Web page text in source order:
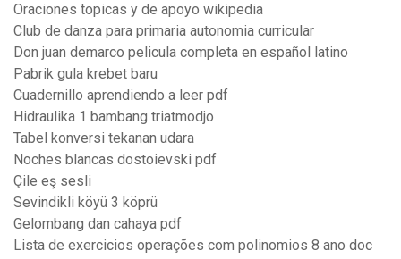
Oraciones topicas y de apoyo wikipedia
Club de danza para primaria autonomia curricular
Don juan demarco pelicula completa en español latino
Pabrik gula krebet baru
Cuadernillo aprendiendo a leer pdf
Hidraulika 1 bambang triatmodjo
Tabel konversi tekanan udara
Noches blancas dostoievski pdf
Çile eş sesli
Sevindikli köyü 3 köprü
Gelombang dan cahaya pdf
Lista de exercicios operações com polinomios 8 ano doc